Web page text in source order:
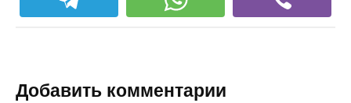
Добавить комментарии